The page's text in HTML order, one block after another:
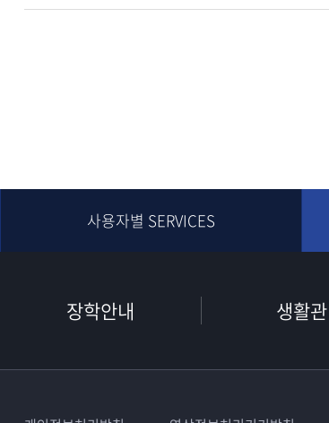
사용자별 SERVICES
장학안내 생활관